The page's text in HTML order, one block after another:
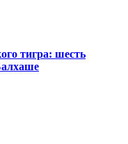
тигра: шесть